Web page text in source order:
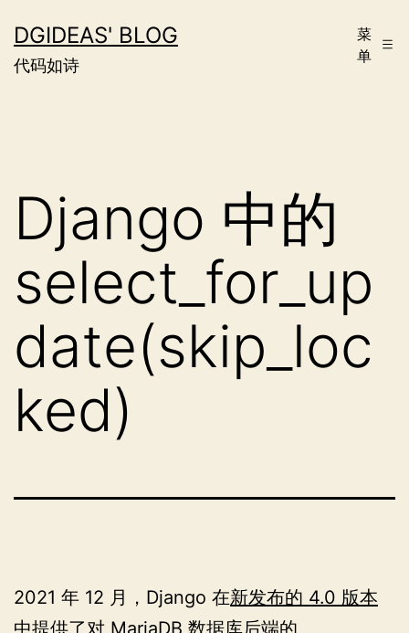
至
内
DGIDEAS' BLOG
代码如诗
菜
单
Django 中的
select_for_up
date(skip_loc
ked)
2021 年 12 月，Django 在新发布的 4.0 版本
中提供了对 MariaDB 数据库后端的